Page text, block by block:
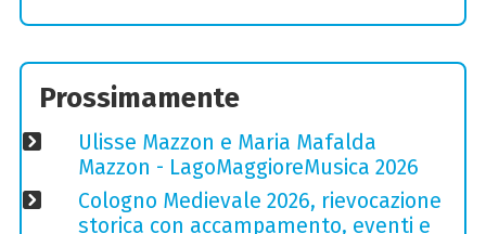
Prossimamente
Ulisse Mazzon e Maria Mafalda
Mazzon - LagoMaggioreMusica 2026
Cologno Medievale 2026, rievocazione
storica con accampamento, eventi e